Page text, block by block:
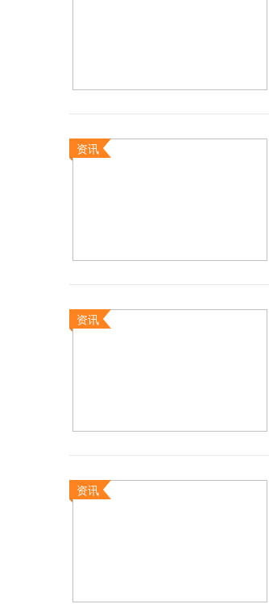
资讯
资讯
资讯